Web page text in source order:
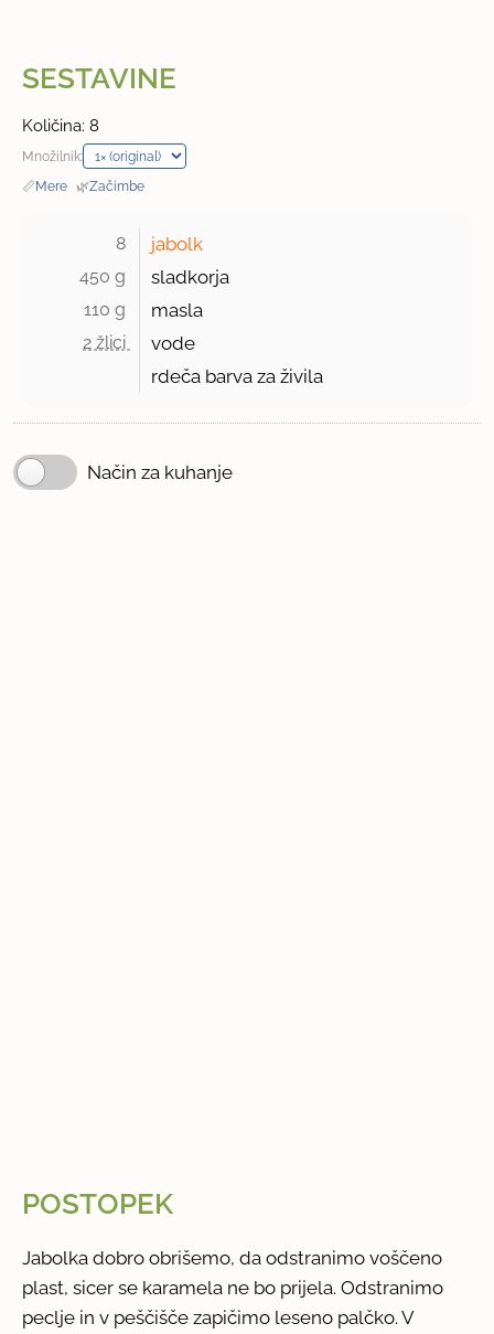
SESTAVINE
Količina: 8
Množilnik:
📏Mere · 🌿Začimbe
8 jabolk
450 g sladkorja
110 g masla
2 žlici
vode
rdeča barva za živila
Način za kuhanje
POSTOPEK
Jabolka dobro obrišemo, da odstranimo voščeno
plast, sicer se karamela ne bo prijela. Odstranimo
peclje in v peščišče zapičimo leseno palčko. V